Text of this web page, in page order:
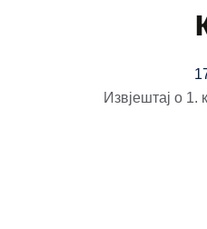
Извјештај о 1.